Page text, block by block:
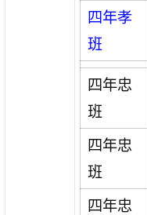
四年孝
班
四年忠
班
四年忠
班
四年忠